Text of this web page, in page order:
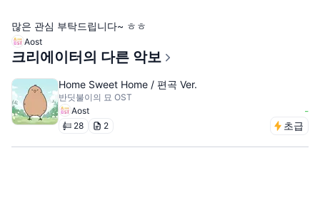
많은 관심 부탁드립니다~ ㅎㅎ
Aost
크리에이터의 다른 악보
Home Sweet Home / 편곡 Ver.
반딧불이의 묘 OST
Aost
-
28 2 초급